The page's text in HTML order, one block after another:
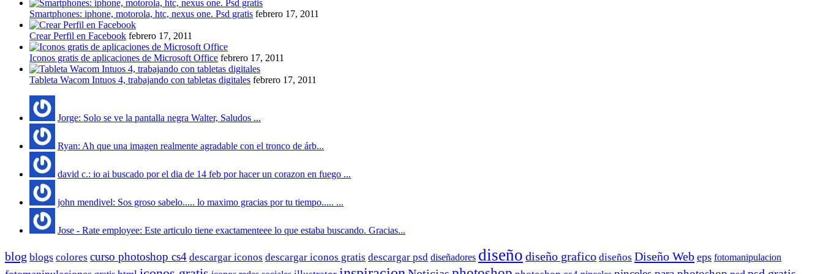
Smartphones: iphone, motorola, htc, nexus one. Psd gratis febrero 17, 2011
Crear Perfil en Facebook febrero 17, 2011
Iconos gratis de aplicaciones de Microsoft Office febrero 17, 2011
Tableta Wacom Intuos 4, trabajando con tabletas digitales febrero 17, 2011
Jorge: Solo se ve la pantalla negra Walter, Saludos ...
Ryan: Ah que una imagen realmente agradable con el tronco de árb...
david c.: io ai buscado por el dia de 14 feb por hacer un corazon en fuego ...
john mendivel: Sos groso sabelo..... lo maximo gracias por tu tiempo..... ...
Jose - Rate employee: Este articulo tiene exactamenteee lo que estaba buscando. Gracias...
blog blogs colores curso photoshop cs4 descargar iconos descargar iconos gratis descargar psd diseñadores diseño diseño grafico diseños Diseño Web eps fotomanipulacion